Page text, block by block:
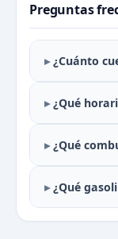
Preguntas
¿Cuánto
¿Qué
¿Qué
¿Qué